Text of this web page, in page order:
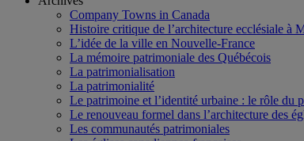
Company Towns in Canada
Histoire critique de l’architecture ecclésiale à
L’idée de la ville en Nouvelle-France
La mémoire patrimoniale des Québécois
La patrimonialisation
La patrimonialité
Le patrimoine et l’identité urbaine : le rôle du
Le renouveau formel dans l’architecture des
Les communautés patrimoniales